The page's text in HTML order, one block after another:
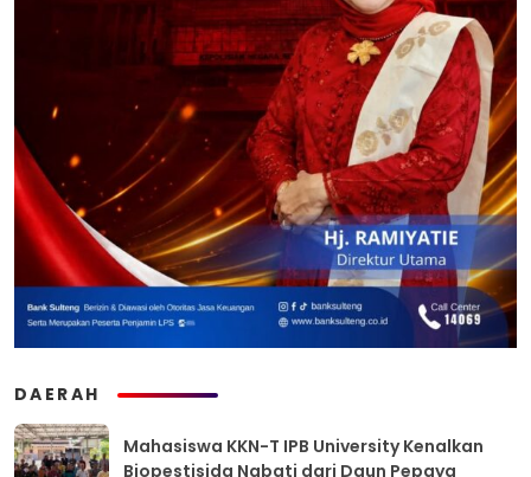
DAERAH
Mahasiswa KKN-T IPB University Kenalkan
Biopestisida Nabati dari Daun Pepaya